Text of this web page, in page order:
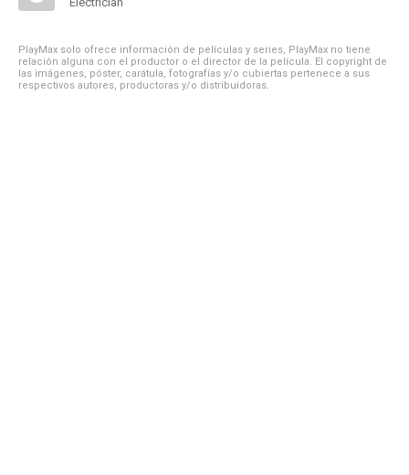
PlayMax solo ofrece información de películas y series, PlayMax no tiene
relación alguna con el productor o el director de la película. El copyright de
las imágenes, póster, carátula, fotografías y/o cubiertas pertenece a sus
respectivos autores, productoras y/o distribuidoras.